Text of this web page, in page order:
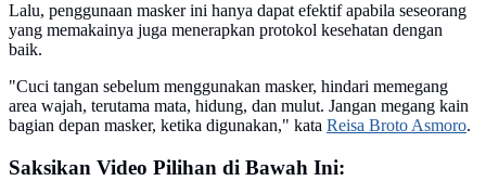
Lalu, penggunaan masker ini hanya dapat efektif apabila seseorang
yang memakainya juga menerapkan protokol kesehatan dengan
baik.
"Cuci tangan sebelum menggunakan masker, hindari memegang
area wajah, terutama mata, hidung, dan mulut. Jangan megang kain
bagian depan masker, ketika digunakan," kata Reisa Broto Asmoro.
Saksikan Video Pilihan di Bawah Ini: